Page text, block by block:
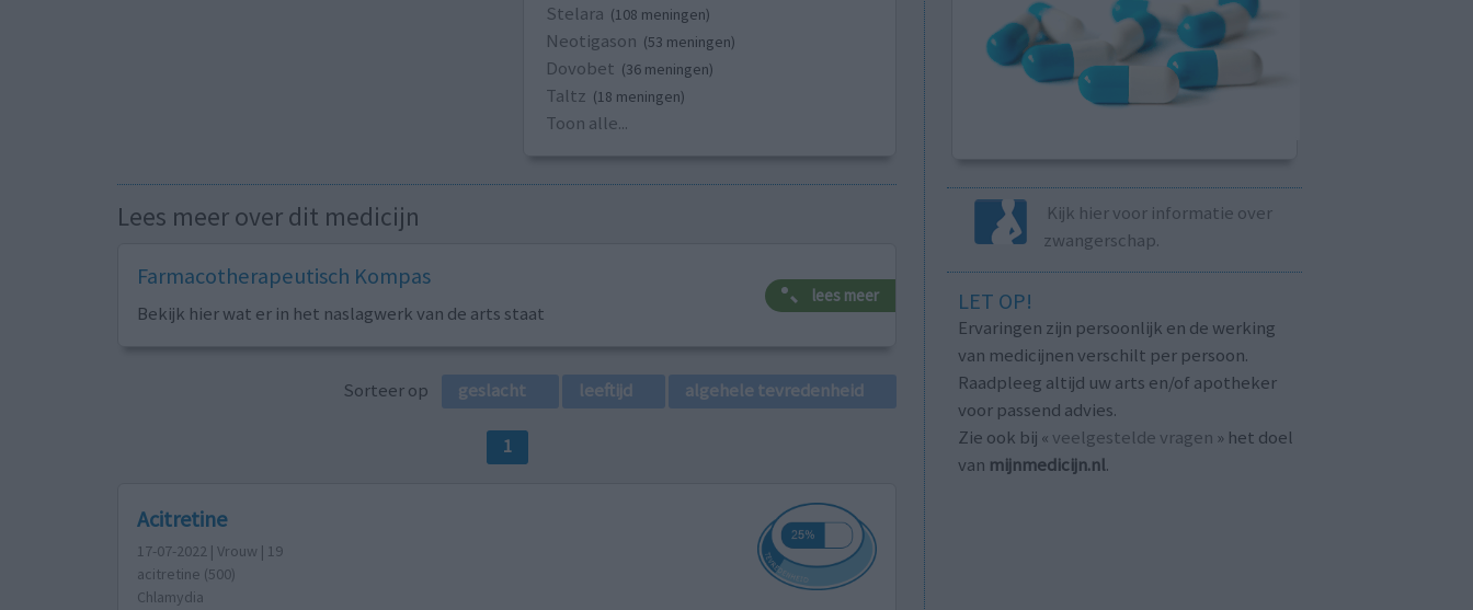
Stelara (108 meningen)
Neotigason (53 meningen)
Dovobet (36 meningen)
Taltz (18 meningen)
Toon alle...
Lees meer over dit medicijn
Farmacotherapeutisch Kompas
Bekijk hier wat er in het naslagwerk van de arts staat
lees meer
Sorteer op geslacht leeftijd algehele tevredenheid
1
Acitretine
17-07-2022 | Vrouw | 19
acitretine (500)
Chlamydia
Kijk hier voor informatie over
zwangerschap.
LET OP!
Ervaringen zijn persoonlijk en de werking
van medicijnen verschilt per persoon.
Raadpleeg altijd uw arts en/of apotheker
voor passend advies.
Zie ook bij « veelgestelde vragen » het doel
van mijnmedicijn.nl.